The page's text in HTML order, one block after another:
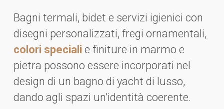
Bagni termali, bidet e servizi igienici con
disegni personalizzati, fregi ornamentali,
colori speciali e finiture in marmo e
pietra possono essere incorporati nel
design di un bagno di yacht di lusso,
dando agli spazi un’identità coerente.